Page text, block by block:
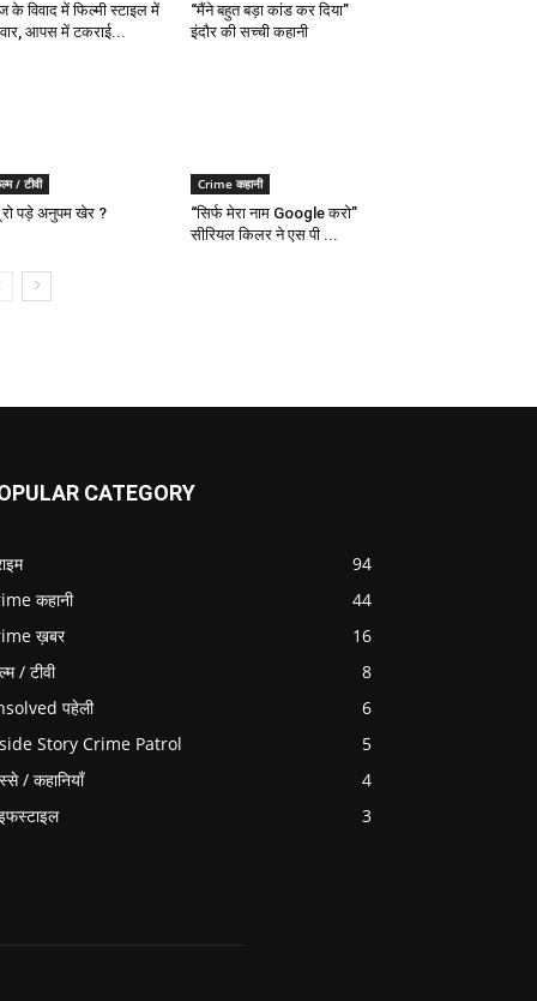
के विवाद में फिल्मी स्टाइल में
आपस में टकराई...
“मैंने बहुत बड़ा कांड कर दिया”
इंदौर की सच्ची कहानी
/ टीवी
रो पड़े अनुपम खेर ?
Crime कहानी
“सिर्फ मेरा नाम Google करो”
सीरियल किलर ने एस पी ...
CATEGORY
94
कहानी
44
ख़बर
16
/ टीवी
8
पहेली
6
Story Crime Patrol
5
/ कहानियाँ
4
3